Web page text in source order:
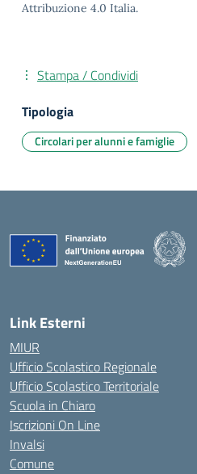
Attribuzione 4.0 Italia.
Stampa / Condividi
Tipologia
Circolari per alunni e famiglie
Link Esterni
MIUR
Ufficio Scolastico Regionale
Ufficio Scolastico Territoriale
Scuola in Chiaro
Iscrizioni On Line
Invalsi
Comune